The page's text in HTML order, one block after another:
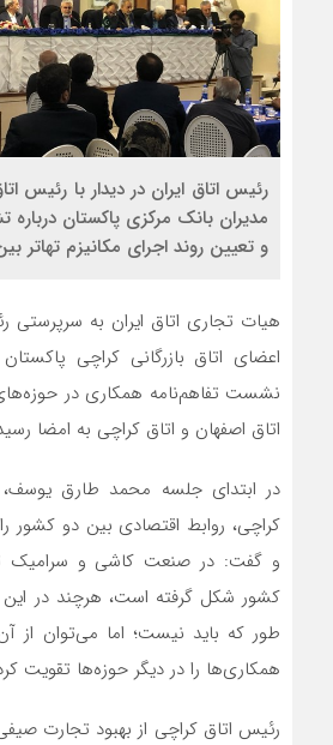
رئیس اتاق ایران در دیدار با رئیس
و تعیین روند اجرای مکانیزم تهاتر
هیات تجاری اتاق ایران به سرپرستی
اعضای اتاق بازرگانی کراچی
نشست تفاهم‌نامه همکاری در
اتاق اصفهان و اتاق کراچی به امضا
در ابتدای جلسه محمد طارق یوسف،
کراچی، روابط اقتصادی بین دو کشور
و گفت: در صنعت کاشی و سرامیک
کشور شکل گرفته است، هرچند در
طور که باید نیست؛ اما می‌توان از
همکاری‌ها را در دیگر حوزه‌ها تقویت
رئیس اتاق کراچی از بهبود تجارت